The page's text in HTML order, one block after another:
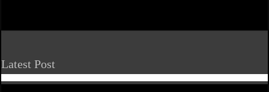
Latest Post